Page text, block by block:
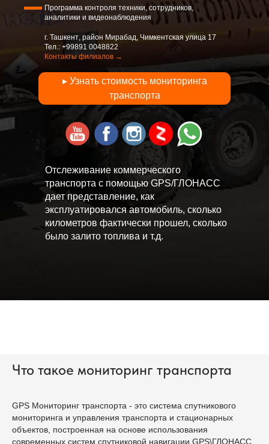
▸ Узнать стоимость мониторинга
транспорта
Программа контроля техники, сотрудников,
аналитики и видеонаблюдения
г. Ташкент, район Мирабад, Чимкентская улица 17
Тел.: +99891 0048822
Контакты филиалов →
Отслеживание коммерческого
транспорта с помощью GPS/ГЛОНАСС
дает представление, как
эксплуатировался автомобиль, сколько
километров фактически прошел, сколько
было залито топлива и т.д.
Что такое мониторинг транспорта
GPS Мониторинг транспорта - это система спутникового
мониторинга и управления транспорта и стационарных
объектов, построенная на основе использования
современных систем спутниковой навигации GPS\ГЛОНАСС,